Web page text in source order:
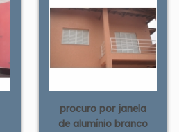
procuro por janela
de alumínio branco